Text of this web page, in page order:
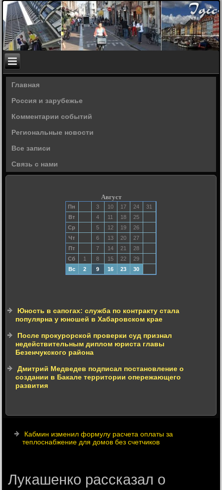
Главная
Россия и зарубежье
Комментарии событий
Региональные новости
Все записи
Связь с нами
Август
Пн 3 10 17 24
31
Вт
4 11 18
25
Ср
5 12 19
26
Чт
6 13 20
27
Пт
7 14 21
28
Сб
1 8 15 22
29
Вс
2 9 16 23 30
Юность в сапогах: служба по контракту стала
популярна у юношей в Хабаровском крае
После прокурорской проверки суд признал
недействительным диплом юриста главы
Безенчукского района
Дмитрий Медведев подписал постановление о
создании в Бакале территории опережающего
развития
Кабмин изменил формулу расчета оплаты за
теплоснабжение для домов без счетчиков
Лукашенко рассказал о